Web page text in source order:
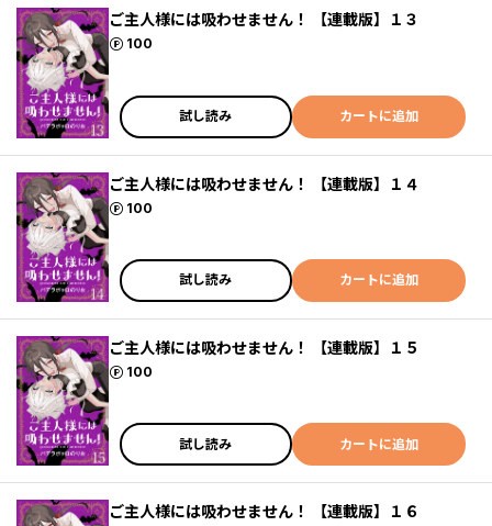
ご主人様には吸わせません！ 【連載版】１３
100
ポイント
試し読み カートに追加
ご主人様には吸わせません！ 【連載版】１４
100
ポイント
試し読み カートに追加
ご主人様には吸わせません！ 【連載版】１５
100
ポイント
試し読み カートに追加
ご主人様には吸わせません！ 【連載版】１６